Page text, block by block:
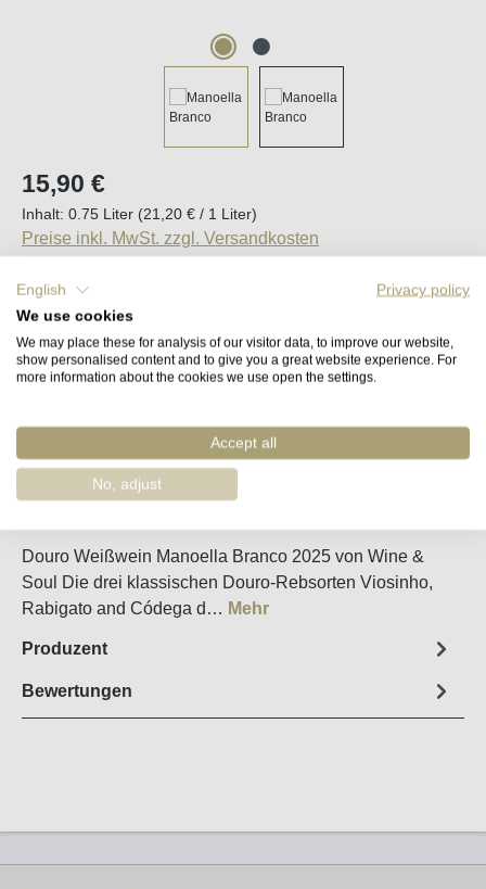
Regulärer Preis:
15,90 €
Inhalt: 0.75 Liter (21,20 € / 1 Liter)
Preise inkl. MwSt. zzgl. Versandkosten
Sofort verfügbar, Lieferzeit (DE): 2-5 Tage
Produkt Anzahl: Gib den gewünschten
In den Warenkorb
Douro Weißwein Manoella Branco 2025 von Wine &
Soul Die drei klassischen Douro-Rebsorten Viosinho,
Rabigato and Códega d… Mehr
Produzent
Bewertungen
English
Privacy policy
We use cookies
We may place these for analysis of our visitor data, to improve our website,
show personalised content and to give you a great website experience. For
more information about the cookies we use open the settings.
Accept all
No, adjust